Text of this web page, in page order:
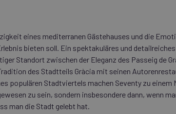
eines mediterranen Gästehauses und die
bieten soll. Ein spektakuläres und
Standort zwischen der Eleganz des Passeig de
des Stadtteils Gràcia mit seinen
populären Stadtviertels machen Seventy zu einem
zu sein, sondern insbesondere dann, wenn
man die Stadt gelebt hat.